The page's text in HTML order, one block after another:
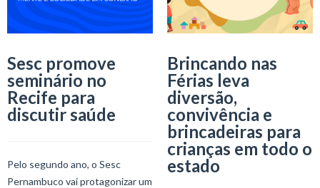
Sesc promove
seminário no
Recife para
discutir saúde
Pelo segundo ano, o Sesc
Pernambuco vai protagonizar um
Brincando nas
Férias leva
diversão,
convivência e
brincadeiras para
crianças em todo o
estado